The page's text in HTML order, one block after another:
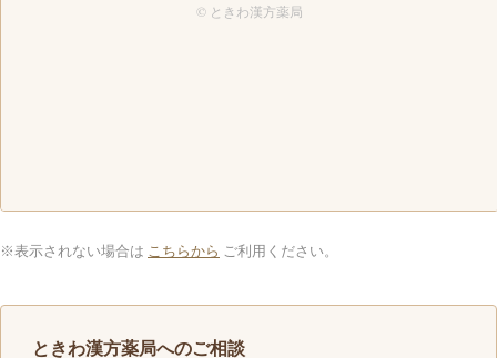
※表示されない場合は こちらから ご利用ください。
ときわ漢方薬局へのご相談